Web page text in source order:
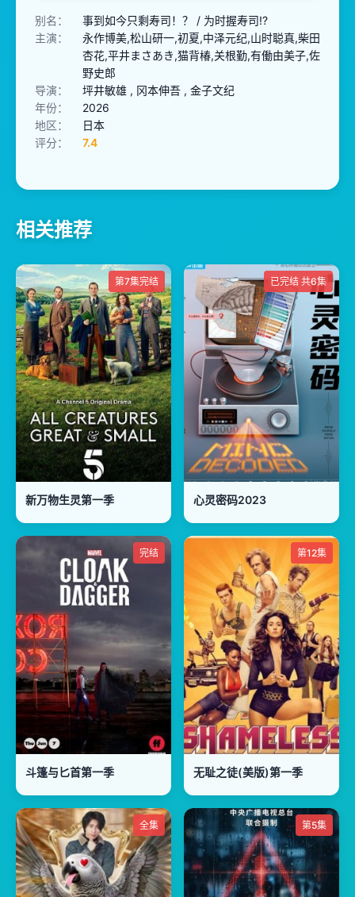
别名：
事到如今只剩寿司！？ / 为时握寿司!?
主演：
永作博美,松山研一,初夏,中泽元纪,山时聪真,柴田
杏花,平井まさあき,猫背椿,关根勤,有働由美子,佐
野史郎
导演：
坪井敏雄 , 冈本伸吾 , 金子文纪
年份：
2026
地区：
日本
评分：
7.4
相关推荐
第7集完结
新万物生灵第一季
已完结 共6集
心灵密码2023
完结
斗篷与匕首第一季
第12集
无耻之徒(美版)第一季
全集 第5集